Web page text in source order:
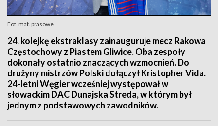
Fot. mat. prasowe
24. kolejkę ekstraklasy zainauguruje mecz Rakowa
Częstochowy z Piastem Gliwice. Oba zespoły
dokonały ostatnio znaczących wzmocnień. Do
drużyny mistrzów Polski dołączył Kristopher Vida.
24-letni Węgier wcześniej występował w
słowackim DAC Dunajska Streda, w którym był
jednym z podstawowych zawodników.